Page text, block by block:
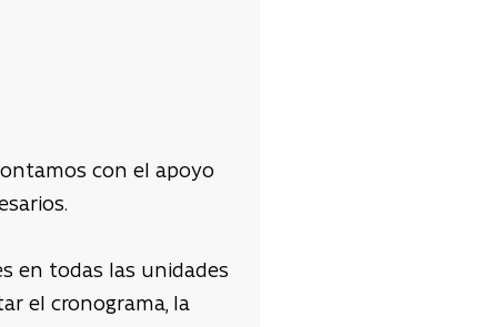
con el apoyo
en todas las unidades
el cronograma, la